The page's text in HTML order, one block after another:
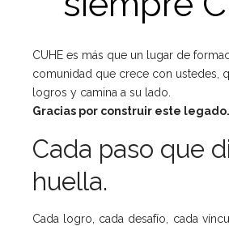
CUHE es más que un lugar de
comunidad que crece con ustedes,
logros y camina a su lado.
Gracias por construir este legado.
Cada paso que
huella.
Cada logro, cada desafío, cada